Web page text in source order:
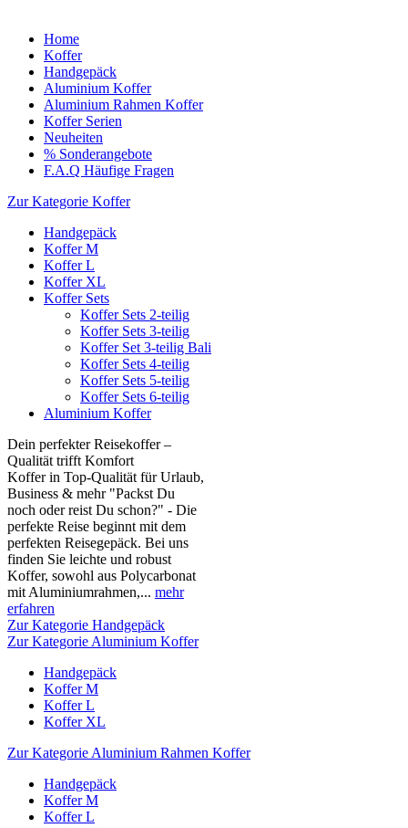
Home
Koffer
Handgepäck
Aluminium Koffer
Aluminium Rahmen Koffer
Koffer Serien
Neuheiten
% Sonderangebote
F.A.Q Häufige Fragen
Zur Kategorie Koffer
Handgepäck
Koffer M
Koffer L
Koffer XL
Koffer Sets
Koffer Sets 2-teilig
Koffer Sets 3-teilig
Koffer Set 3-teilig Bali
Koffer Sets 4-teilig
Koffer Sets 5-teilig
Koffer Sets 6-teilig
Aluminium Koffer
Dein perfekter Reisekoffer –
Qualität trifft Komfort
Koffer in Top-Qualität für Urlaub,
Business & mehr "Packst Du
noch oder reist Du schon?" - Die
perfekte Reise beginnt mit dem
perfekten Reisegepäck. Bei uns
finden Sie leichte und robust
Koffer, sowohl aus Polycarbonat
mit Aluminiumrahmen,... mehr
erfahren
Zur Kategorie Handgepäck
Zur Kategorie Aluminium Koffer
Handgepäck
Koffer M
Koffer L
Koffer XL
Zur Kategorie Aluminium Rahmen Koffer
Handgepäck
Koffer M
Koffer L